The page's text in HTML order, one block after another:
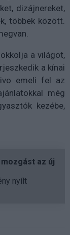
dizájnereket,
többek között.
a világot,
a kínai
emeli fel az
még
kezébe,
az új
nyílt